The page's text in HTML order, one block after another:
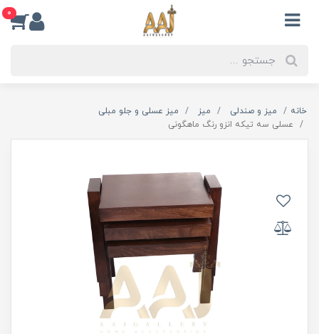
0
خانه میز و صندلی میز
میز عسلی و جلو مبلی
عسلی سه تیکه انزو رنگ ماهگونی